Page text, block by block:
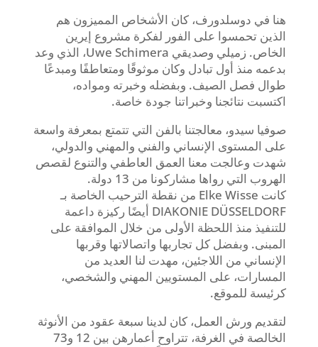
هنا في دوسلدورف، كان الأشخاص المميزون هم
الذين تحمسوا على الفور لفكرة مشروع إيرين
الخاص. زميلي وصديقي Uwe Schimera، الذي وعد
بدعمه منذ أول تبادل وكان موثوقًا ومتعاطفًا ومبدعًا
طوال فصل الصيف. وبفضله وخبرته ومواده،
اكتسبت نتائجنا وخبراتنا جودة خاصة.
صوفيا سيدو، معالجتنا بالفن التي تتمتع بمعرفة واسعة
على المستوى الإنساني والفني والمهني والدولي،
شهدت وعالجت معنا العمق العاطفي والتنوع لقصص
الهروب التي رواها مشاركونا من 13 دولة.
كانت Elke Wisse من نقطة الترحيب الخاصة بـ
DIAKONIE DÜSSELDORF أيضًا ركيزة داعمة
للتنفيذ منذ اللحظة الأولى من خلال الموافقة على
المبنى. وبفضل كل تجاربها واتصالاتها وقربها
الإنساني من اللاجئين، مهدت لنا العديد من
المسارات، على المستويين المهني والشخصي،
كرئيسة للموقع.
لتقديم ورش العمل، كان لدينا سبعة عقود من الأنوثة
الخالصة في الغرفة، تتراوح أعمارهن بين 12 و73